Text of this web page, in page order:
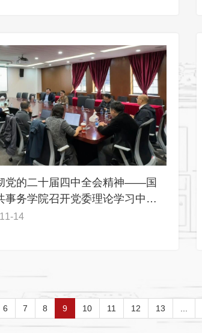
党的二十届四中全会精神——国
事务学院召开党委理论学习中心
）专题学习会
14
6 7 8 9 10 11 12 13 ...